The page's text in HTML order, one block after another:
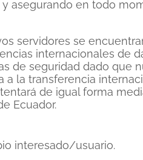
asegurando en todo
servidores se
internacionales de
de seguridad dado que
la transferencia
de igual forma
Ecuador.
interesado/usuario.